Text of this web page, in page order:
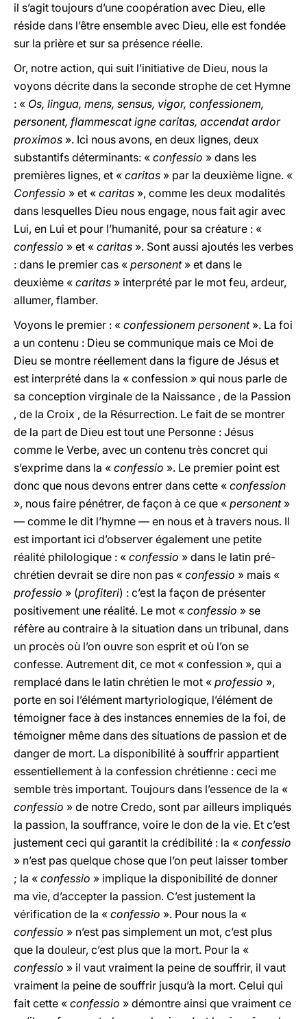
il s’agit toujours d’une coopération avec Dieu, elle
réside dans l’être ensemble avec Dieu, elle est fondée
sur la prière et sur sa présence réelle.
Or, notre action, qui suit l’initiative de Dieu, nous la
voyons décrite dans la seconde strophe de cet Hymne
: « Os, lingua, mens, sensus, vigor, confessionem,
personent, flammescat igne caritas, accendat ardor
proximos ». Ici nous avons, en deux lignes, deux
substantifs déterminants: « confessio » dans les
premières lignes, et « caritas » par la deuxième ligne. «
Confessio » et « caritas », comme les deux modalités
dans lesquelles Dieu nous engage, nous fait agir avec
Lui, en Lui et pour l’humanité, pour sa créature : «
confessio » et « caritas ». Sont aussi ajoutés les verbes
: dans le premier cas « personent» et dans le
deuxième « caritas » interprété par le mot feu, ardeur,
allumer, flamber.
Voyons le premier : « confessionem personent». La foi
a un contenu : Dieu se communique mais ce Moi de
Dieu se montre réellement dans la figure de Jésus et
est interprété dans la « confession » qui nous parle de
sa conception virginale de la Naissance , de la Passion
, de la Croix , de la Résurrection. Le fait de se montrer
de la part de Dieu est tout une Personne : Jésus
comme le Verbe, avec un contenu très concret qui
s’exprime dans la « confessio ». Le premier point est
donc que nous devons entrer dans cette « confession
», nous faire pénétrer, de façon à ce que « personent»
— comme le dit l’hymne — en nous et à travers nous. Il
est important ici d’observer également une petite
réalité philologique : « confessio » dans le latin pré-
chrétien devrait se dire non pas « confessio » mais «
professio » (profiteri) : c’est la façon de présenter
positivement une réalité. Le mot « confessio » se
réfère au contraire à la situation dans un tribunal, dans
un procès où l’on ouvre son esprit et où l’on se
confesse. Autrement dit, ce mot « confession », qui a
remplacé dans le latin chrétien le mot « professio »,
porte en soi l’élément martyriologique, l’élément de
témoigner face à des instances ennemies de la foi, de
témoigner même dans des situations de passion et de
danger de mort. La disponibilité à souffrir appartient
essentiellement à la confession chrétienne : ceci me
semble très important. Toujours dans l’essence de la «
confessio » de notre Credo, sont par ailleurs impliqués
la passion, la souffrance, voire le don de la vie. Et c’est
justement ceci qui garantit la crédibilité : la « confessio
» n’est pas quelque chose que l’on peut laisser tomber
; la « confessio » implique la disponibilité de donner
ma vie, d’accepter la passion. C’est justement la
vérification de la « confessio ». Pour nous la «
confessio » n’est pas simplement un mot, c’est plus
que la douleur, c’est plus que la mort. Pour la «
confessio » il vaut vraiment la peine de souffrir, il vaut
vraiment la peine de souffrir jusqu’à la mort. Celui qui
fait cette « confessio » démontre ainsi que vraiment ce